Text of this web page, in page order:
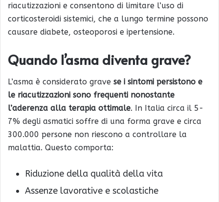
riacutizzazioni e consentono di limitare l’uso di
corticosteroidi sistemici, che a lungo termine possono
causare diabete, osteoporosi e ipertensione.
Quando l’asma diventa grave?
L’asma è considerato grave se i sintomi persistono e
le riacutizzazioni sono frequenti nonostante
l’aderenza alla terapia ottimale. In Italia circa il 5-
7% degli asmatici soffre di una forma grave e circa
300.000 persone non riescono a controllare la
malattia. Questo comporta:
Riduzione della qualità della vita
Assenze lavorative e scolastiche